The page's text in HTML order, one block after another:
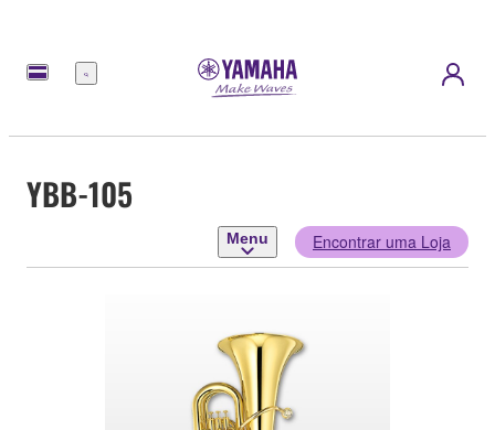
Menu
YBB-105
Menu Encontrar uma Loja